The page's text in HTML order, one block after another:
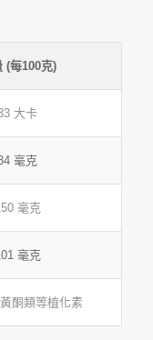
(每100克)
大卡
毫克
毫克
毫克
酮類等植化素